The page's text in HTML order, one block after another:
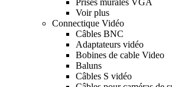
Voir plus
Connectique Vidéo
Câbles BNC
Adaptateurs vidéo
Bobines de cable Video
Baluns
Câbles S vidéo